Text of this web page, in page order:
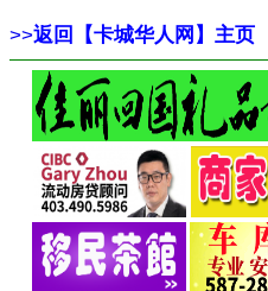
>>返回【卡城华人网】主页